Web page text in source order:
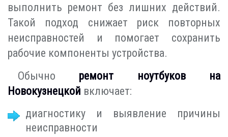
выполнить ремонт без лишних действий.
Такой подход снижает риск повторных
неисправностей и помогает сохранить
рабочие компоненты устройства.
Обычно ремонт ноутбуков на
Новокузнецкой включает:
диагностику и выявление причины
неисправности